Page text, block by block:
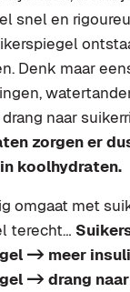
snel en
Denk maar
naar
zorgen er
koolhydraten.
omgaat met
terecht…
-> meer
-> drang